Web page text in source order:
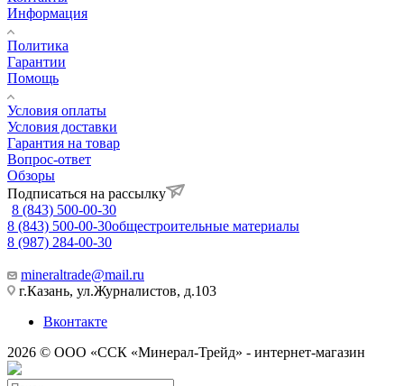
Информация
Политика
Гарантии
Помощь
Условия оплаты
Условия доставки
Гарантия на товар
Вопрос-ответ
Обзоры
Подписаться на рассылку
8 (843) 500-00-30
8 (843) 500-00-30общестроительные материалы
8 (987) 284-00-30
mineraltrade@mail.ru
г.Казань, ул.Журналистов, д.103
Вконтакте
2026 © ООО «ССК «Минерал-Трейд» - интернет-магазин